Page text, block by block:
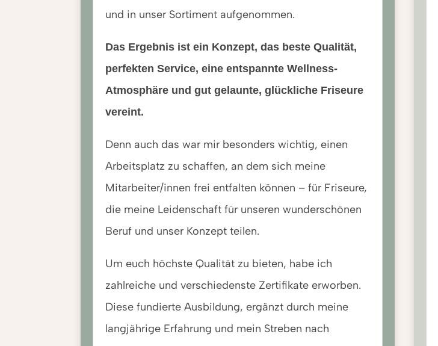
und in unser Sortiment aufgenommen.
Das Ergebnis ist ein Konzept, das beste Qualität,
perfekten Service, eine entspannte Wellness-
Atmosphäre und gut gelaunte, glückliche Friseure
vereint.
Denn auch das war mir besonders wichtig, einen
Arbeitsplatz zu schaffen, an dem sich meine
Mitarbeiter/innen frei entfalten können – für Friseure,
die meine Leidenschaft für unseren wunderschönen
Beruf und unser Konzept teilen.
Um euch höchste Qualität zu bieten, habe ich
zahlreiche und verschiedenste Zertifikate erworben.
Diese fundierte Ausbildung, ergänzt durch meine
langjährige Erfahrung und mein Streben nach